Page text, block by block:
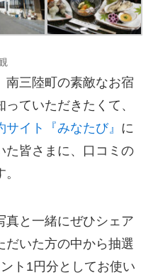
南三陸町の素敵なお宿
ていただきたくて、
イト『みなたび』 に
た皆さまに、口コミの
真と一緒にぜひシェア
だいた方の中から抽選
ト1円分としてお使い